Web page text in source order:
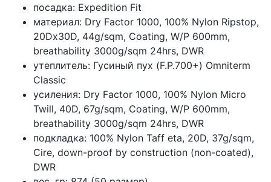
посадка: Expedition Fit
материал: Dry Factor 1000, 100% Nylon Ripstop,
20Dx30D, 44g/sqm, Coating, W/P 600mm,
breathability 3000g/sqm 24hrs, DWR
утеплитель: Гусиный пух (F.P.700+) Omniterm
Classic
усиления: Dry Factor 1000, 100% Nylon Micro
Twill, 40D, 67g/sqm, Coating, W/P 600mm,
breathability 3000g/sqm 24hrs, DWR
подкладка: 100% Nylon Taff eta, 20D, 37g/sqm,
Cire, down-proof by construction (non-coated),
DWR